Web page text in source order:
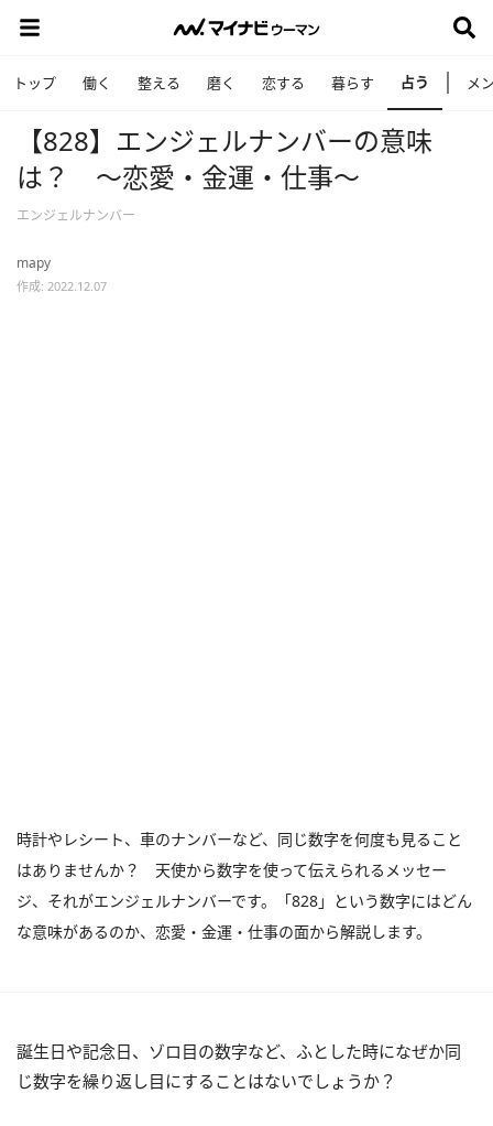
トップ 働く 整える 磨く 恋する 暮らす 占う メ
【828】エンジェルナンバーの意味
は？ ～恋愛・金運・仕事～
エンジェルナンバー
mapy
作成: 2022.12.07
時計やレシート、車のナンバーなど、同じ数字を何度も見ること
はありませんか？ 天使から数字を使って伝えられるメッセー
ジ、それがエンジェルナンバーです。「828」という数字にはどん
な意味があるのか、恋愛・金運・仕事の面から解説します。
誕生日や記念日、ゾロ目の数字など、ふとした時になぜか同
じ数字を繰り返し目にすることはないでしょうか？